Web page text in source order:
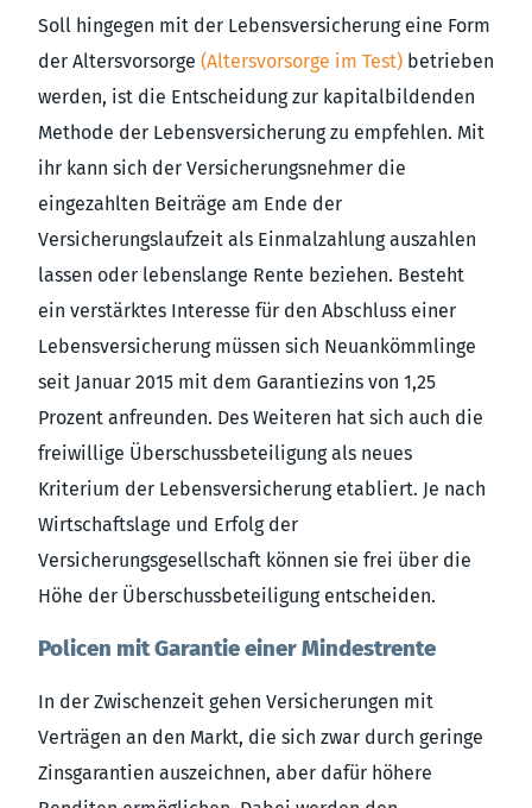
Soll hingegen mit der Lebensversicherung eine Form
der Altersvorsorge (Altersvorsorge im Test) betrieben
werden, ist die Entscheidung zur kapitalbildenden
Methode der Lebensversicherung zu empfehlen. Mit
ihr kann sich der Versicherungsnehmer die
eingezahlten Beiträge am Ende der
Versicherungslaufzeit als Einmalzahlung auszahlen
lassen oder lebenslange Rente beziehen. Besteht
ein verstärktes Interesse für den Abschluss einer
Lebensversicherung müssen sich Neuankömmlinge
seit Januar 2015 mit dem Garantiezins von 1,25
Prozent anfreunden. Des Weiteren hat sich auch die
freiwillige Überschussbeteiligung als neues
Kriterium der Lebensversicherung etabliert. Je nach
Wirtschaftslage und Erfolg der
Versicherungsgesellschaft können sie frei über die
Höhe der Überschussbeteiligung entscheiden.
Policen mit Garantie einer Mindestrente
In der Zwischenzeit gehen Versicherungen mit
Verträgen an den Markt, die sich zwar durch geringe
Zinsgarantien auszeichnen, aber dafür höhere